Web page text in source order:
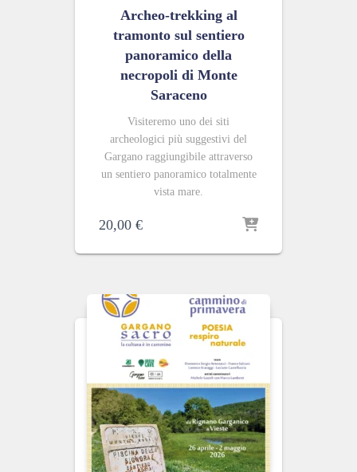
Archeo-trekking al
tramonto sul sentiero
panoramico della
necropoli di Monte
Saraceno
Visiteremo uno dei siti
archeologici più suggestivi del
Gargano raggiungibile attraverso
un sentiero panoramico totalmente
vista mare.
20,00 €